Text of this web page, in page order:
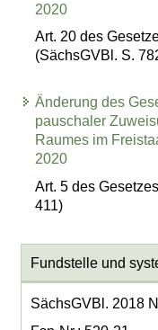
2020
Art. 20 des
(SächsGVBl. S.
Änderung des
pauschaler
Raumes im
2020
Art. 5 des
411)
Fundstelle und
SächsGVBl. 2018